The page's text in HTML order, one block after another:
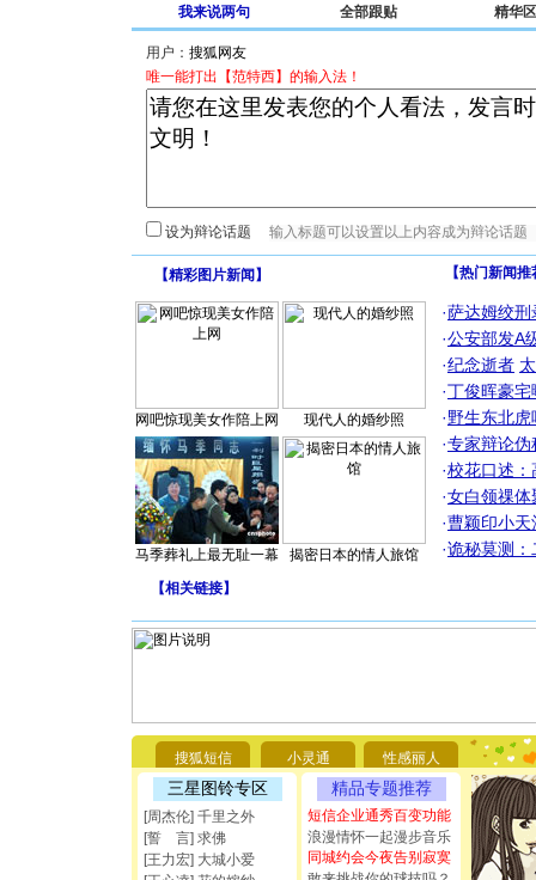
我来说两句 全部跟贴 精华区
用户：
唯一能打出【范特西】的输入法！
设为辩论话题
【精彩图片新闻 】
网吧惊现美女作陪上网 现代人的婚纱照
马季葬礼上最无耻一幕 揭密日本的情人旅馆
【热门新闻
·萨达姆绞刑
·公安部发A
·纪念逝者
·丁俊晖豪
·野生东北
·专家辩论伪
·校花口述：
·女白领祼体
·曹颖印小天
·诡秘莫测：
【相关链接】
搜狐短信 小灵通 性感丽人
三星图铃专区
[周杰伦] 千里之外
[誓 言] 求佛
[王力宏] 大城小爱
精品专题推荐
短信企业通秀百变功能
浪漫情怀一起漫步音乐
同城约会今夜告别寂寞
你太多，
要平安
[圣诞节]
能正大光
都要快乐
[圣诞节]
如意,快